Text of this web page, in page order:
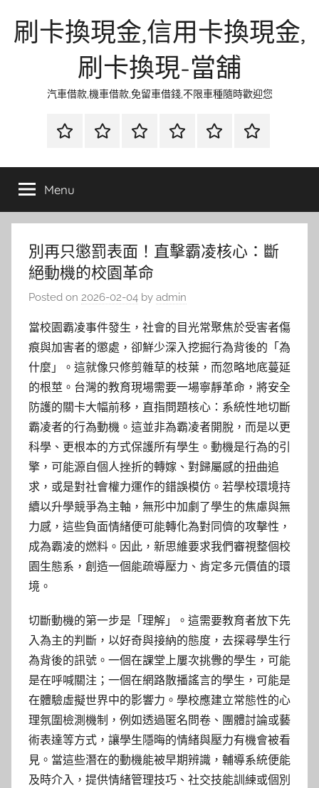
刷卡換現金,信用卡換現金,
刷卡換現-當舖
汽車借款,機車借款,免留車借錢,不限車種隨時歡迎您
首
當
金
網
資
流
時
環
清
聯
徵
Menu
別再只懲罰表面！直擊霸凌核心：斷
絕動機的校園革命
Posted on 2026-02-04 by admin
當校園霸凌事件發生，社會的目光常聚焦於受害者傷
痕與加害者的懲處，卻鮮少深入挖掘行為背後的「為
什麼」。這就像只修剪雜草的枝葉，而忽略地底蔓延
的根莖。台灣的教育現場需要一場寧靜革命，將安全
防護的關卡大幅前移，直指問題核心：系統性地切斷
霸凌者的行為動機。這並非為霸凌者開脫，而是以更
科學、更根本的方式保護所有學生。動機是行為的引
擎，可能源自個人挫折的轉嫁、對歸屬感的扭曲追
求，或是對社會權力運作的錯誤模仿。若學校環境持
續以升學競爭為主軸，無形中加劇了學生的焦慮與無
力感，這些負面情緒便可能轉化為對同儕的攻擊性，
成為霸凌的燃料。因此，新思維要求我們審視整個校
園生態系，創造一個能疏導壓力、肯定多元價值的環
境。
切斷動機的第一步是「理解」。這需要教育者放下先
入為主的判斷，以好奇與接納的態度，去探尋學生行
為背後的訊號。一個在課堂上屢次挑釁的學生，可能
是在呼喊關注；一個在網路散播謠言的學生，可能是
在體驗虛擬世界中的影響力。學校應建立常態性的心
理氛圍檢測機制，例如透過匿名問卷、團體討論或藝
術表達等方式，讓學生隱晦的情緒與壓力有機會被看
見。當這些潛在的動機能被早期辨識，輔導系統便能
及時介入，提供情緒管理技巧、社交技能訓練或個別